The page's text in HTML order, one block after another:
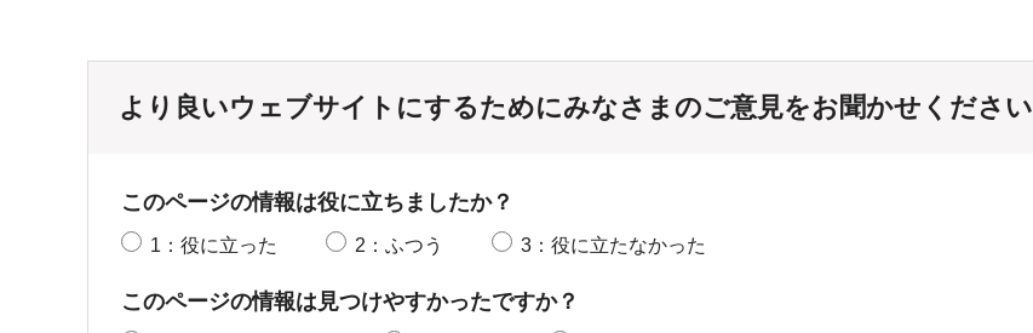
より良いウェブサイトにするためにみなさまのご意見をお聞かせください
このページの情報は役に立ちましたか？
1：役に立った 2：ふつう 3：役に立たなかった
このページの情報は見つけやすかったですか？